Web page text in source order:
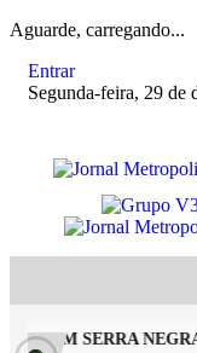
Aguarde, carregando...
Entrar
Segunda-feira, 29 de
EM SERRA